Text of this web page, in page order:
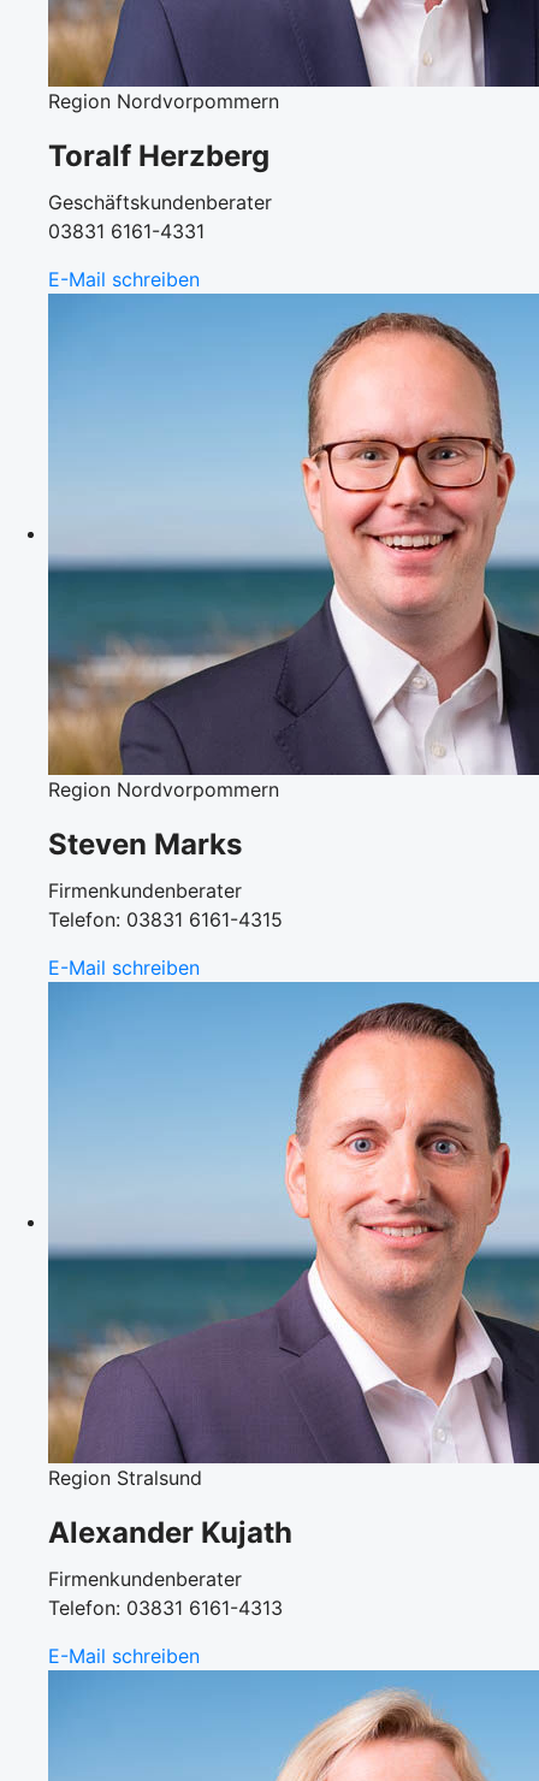
Region Nordvorpommern
Toralf Herzberg
Geschäftskundenberater
03831 6161-4331
E-Mail schreiben
Region Nordvorpommern
Steven Marks
Firmenkundenberater
Telefon: 03831 6161-4315
E-Mail schreiben
Region Stralsund
Alexander Kujath
Firmenkundenberater
Telefon: 03831 6161-4313
E-Mail schreiben